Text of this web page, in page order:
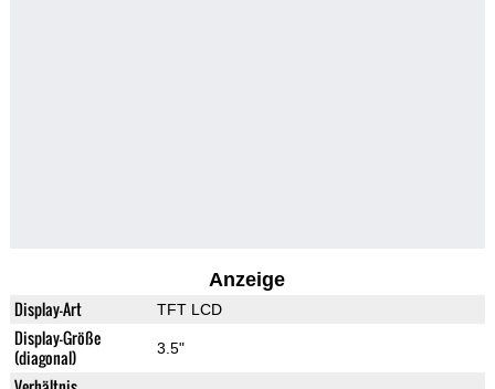
Anzeige
Display-Art TFT LCD
Display-Größe
(diagonal)
3.5"